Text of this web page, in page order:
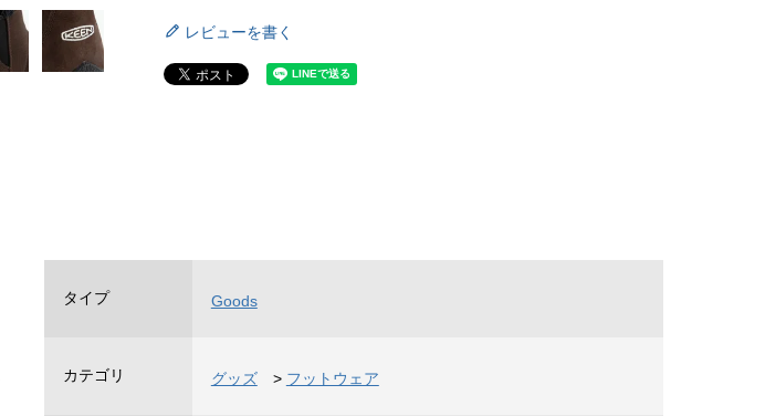
レビューを書く
タイプ Goods
カテゴリ グッズ > フットウェア